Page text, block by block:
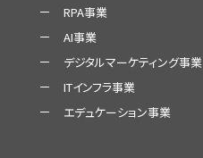
RPA事業
AI事業
デジタルマーケティング事業
ITインフラ事業
エデュケーション事業